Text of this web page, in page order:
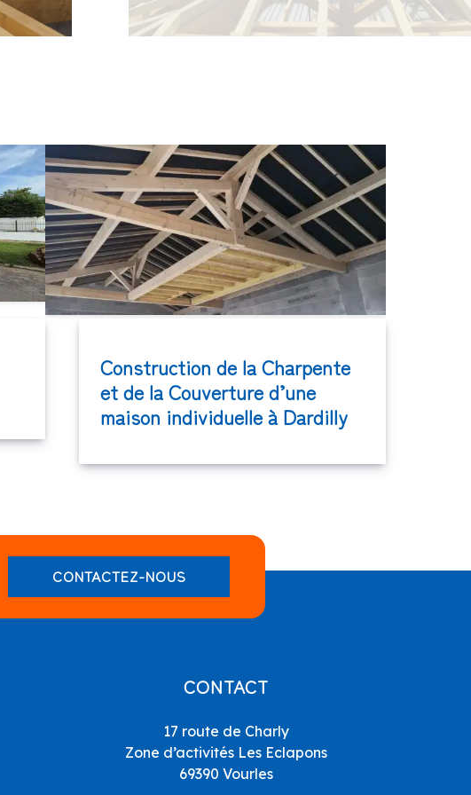
Construction de la Charpente
et de la Couverture d’une
maison individuelle à Dardilly
CONTACTEZ-NOUS
CONTACT
17 route de Charly
Zone d’activités Les Eclapons
69390 Vourles